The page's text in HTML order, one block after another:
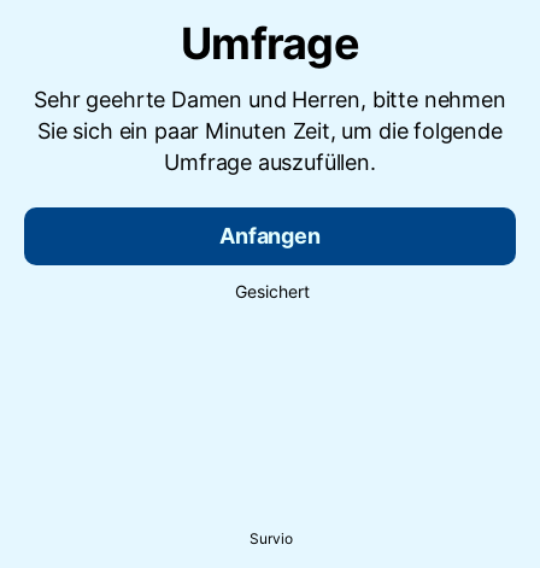
Umfrage
Sehr geehrte Damen und Herren, bitte nehmen
Sie sich ein paar Minuten Zeit, um die folgende
Umfrage auszufüllen.
Anfangen
Gesichert
Survio